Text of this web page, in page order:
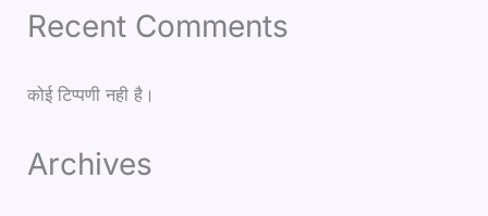
Recent Comments
कोई टिप्पणी नही है।
Archives